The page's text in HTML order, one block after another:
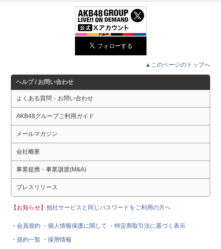
▲このページのトップへ
ヘルプ / お問い合わせ
よくある質問・お問い合わせ
AKB48グループご利用ガイド
メールマガジン
会社概要
事業提携・事業譲渡(M&A)
プレスリリース
【お知らせ】他社サービスと同じパスワードをご利用の方へ
・会員規約 ・個人情報保護に関して
・特定商取引法に基づく表示
・規約一覧 ・採用情報